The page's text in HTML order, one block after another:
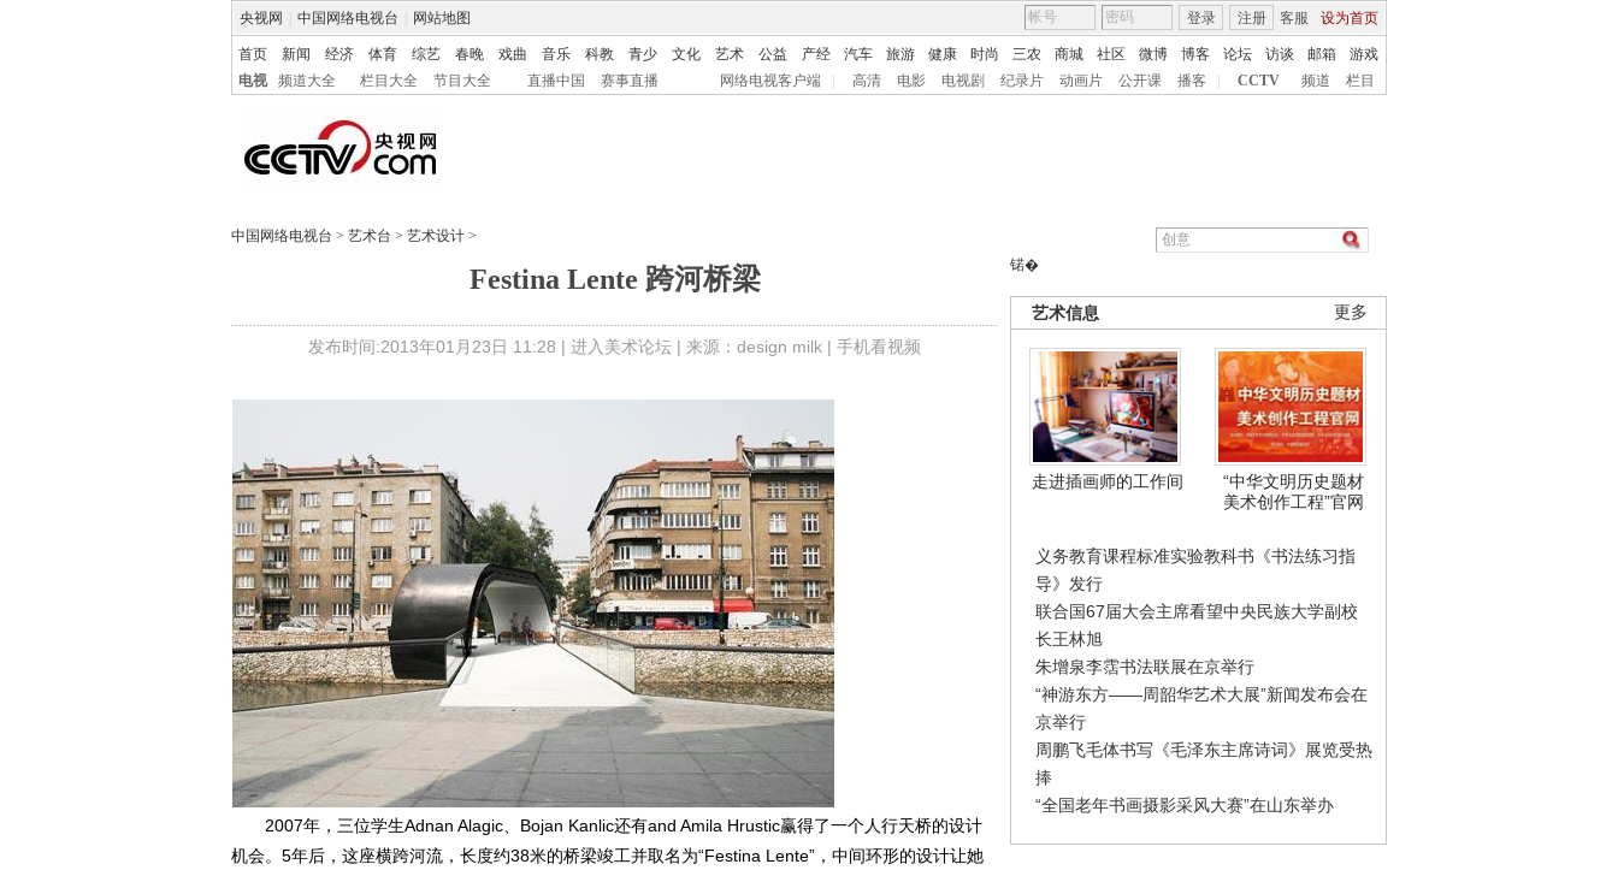
央视网 中国网络电视台 网站地图 客服 设为首页
登录 注册
首页 新闻 经济 体育 综艺 春晚 戏曲 音乐 科教 青少 文化 艺术 公益 产经 汽车 旅游 健康 时尚 三农 商城 社区 微博 博客 论坛 访谈 邮箱
游戏
电视
频道大全 栏目大全 节目大全 直播中国 赛事直播 网络电视客户端 高清 电影 电视剧 纪录片 动画片 公开课 播客 CCTV 频道 栏目
中国网络电视台 > 艺术台 > 艺术设计 >
Festina Lente 跨河桥梁
发布时间:2013年01月23日 11:28 | 进入美术论坛 | 来源：design milk | 手机看视频
锘�
更多
艺术信息
走进插画师的工作间
“中华文明历史题材
美术创作工程”官网
义务教育课程标准实验教科书《书法练习指
导》发行
联合国67届大会主席看望中央民族大学副校
长王林旭
朱增泉李霑书法联展在京举行
“神游东方——周韶华艺术大展”新闻发布会在
京举行
周鹏飞毛体书写《毛泽东主席诗词》展览受热
捧
“全国老年书画摄影采风大赛”在山东举办
2007年，三位学生Adnan Alagic、Bojan Kanlic还有and Amila Hrustic赢得了一个人行天桥的设计
机会。5年后，这座横跨河流，长度约38米的桥梁竣工并取名为“Festina Lente”，中间环形的设计让她